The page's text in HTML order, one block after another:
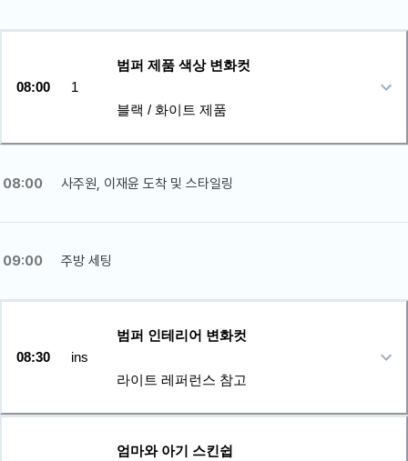
08:00 1
범퍼 제품 색상 변화컷
블랙 / 화이트 제품
08:00 사주원, 이재윤 도착 및 스타일링
09:00 주방 세팅
08:30 ins
범퍼 인테리어 변화컷
라이트 레퍼런스 참고
엄마와 아기 스킨쉽